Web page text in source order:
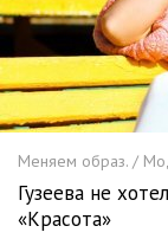
Меняем образ. /
Гузеева не
«Красота»